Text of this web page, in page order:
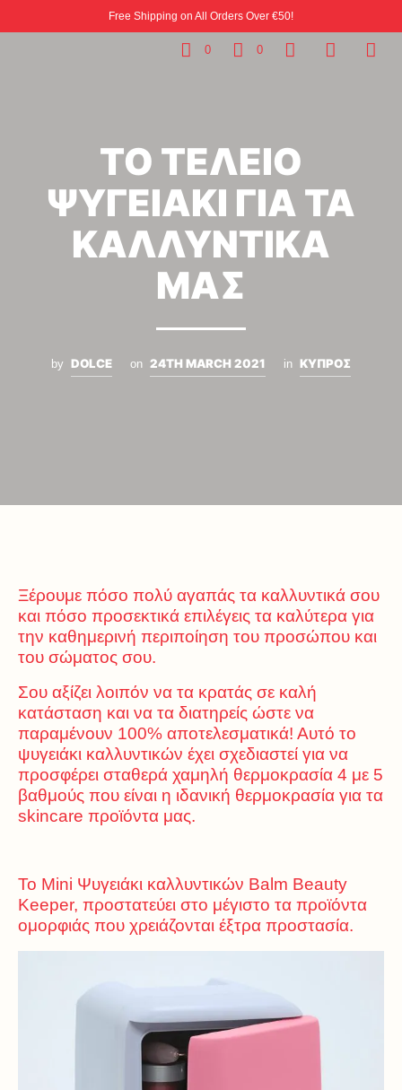
Free Shipping on All Orders Over €50!
0 0
ΤΟ ΤΕΛΕΙΟ
ΨΥΓΕΙΑΚΙ ΓΙΑ ΤΑ
ΚΑΛΛΥΝΤΙΚΑ
ΜΑΣ
by DOLCE on 24TH MARCH 2021 in ΚΥΠΡΟΣ
Ξέρουμε πόσο πολύ αγαπάς τα καλλυντικά σου
και πόσο προσεκτικά επιλέγεις τα καλύτερα για
την καθημερινή περιποίηση του προσώπου και
του σώματος σου.
Σου αξίζει λοιπόν να τα κρατάς σε καλή
κατάσταση και να τα διατηρείς ώστε να
παραμένουν 100% αποτελεσματικά! Αυτό το
ψυγειάκι καλλυντικών έχει σχεδιαστεί για να
προσφέρει σταθερά χαμηλή θερμοκρασία 4 με 5
βαθμούς που είναι η ιδανική θερμοκρασία για τα
skincare προϊόντα μας.
Το Mini Ψυγειάκι καλλυντικών Balm Beauty
Keeper, προστατεύει στο μέγιστο τα προϊόντα
ομορφιάς που χρειάζονται έξτρα προστασία.